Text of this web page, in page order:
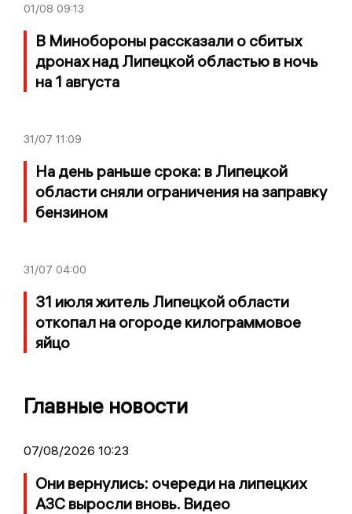
01/08 09:13
В Минобороны рассказали о сбитых
дронах над Липецкой областью в ночь
на 1 августа
31/07 11:09
На день раньше срока: в Липецкой
области сняли ограничения на заправку
бензином
31/07 04:00
31 июля житель Липецкой области
откопал на огороде килограммовое
яйцо
Главные новости
07/08/2026 10:23
Они вернулись: очереди на липецких
АЗС выросли вновь. Видео